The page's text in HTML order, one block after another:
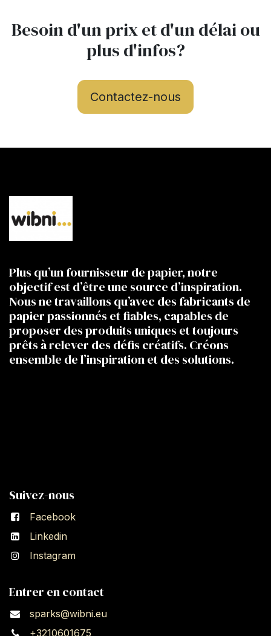
Besoin d'un prix et d'un délai ou
plus d'infos?
Contactez-nous
Plus qu’un fournisseur de papier, notre
objectif est d’être une source d’inspiration.
Nous ne travaillons qu’avec des fabricants de
papier passionnés et fiables, capables de
proposer des produits uniques et toujours
prêts à relever des défis créatifs. Créons
ensemble de l’inspiration et des solutions.
Suivez-nous
Facebook
Linkedin
Instagram
Entrer en contact
sparks@wibni.eu
+3210601675